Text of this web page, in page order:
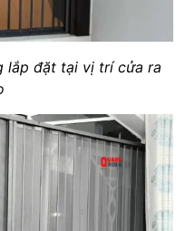
lắp đặt tại vị trí cửa ra